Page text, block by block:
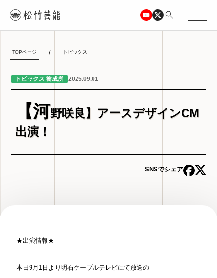
TOPページ トピックス
トピックス 養成所 2025.09.01
【河野咲良】アースデザインCM
出演！
SNSでシェア
★出演情報★
本日9月1日より明石ケーブルテレビにて放送の